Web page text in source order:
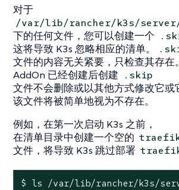
对于
/var/lib/rancher/k3s/
下的任何文件，您可以创建一个
这将导致 K3s 忽略相应的清单。
文件的内容无关紧要，只检查其存在
AddOn 已经创建后创建
.skip
文件不会删除或以其他方式修改它或
该文件将被简单地视为不存在。
例如，在第一次启动 K3s 之前，
在清单目录中创建一个空的
文件，将导致 K3s 跳过部署
$ ls /var/lib/rancher/k3s/